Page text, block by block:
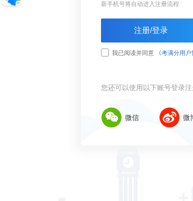
新手机号将自动进入注册流程
注册/登录
我已阅读并同意 《考满分用户
您还可以使用以下账号登录
微信 微